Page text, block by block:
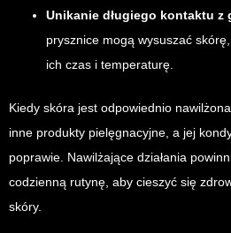
Unikanie długiego kontaktu z
prysznice mogą wysuszać
ich czas i temperaturę.
Kiedy skóra jest odpowiednio
inne produkty pielęgnacyjne, a jej
poprawie. Nawilżające działania
codzienną rutynę, aby cieszyć się
skóry.